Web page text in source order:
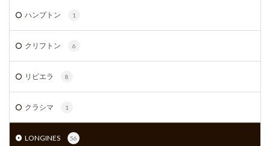
ハンプトン 1
クリフトン 6
リビエラ 8
クラシマ 1
LONGINES 56